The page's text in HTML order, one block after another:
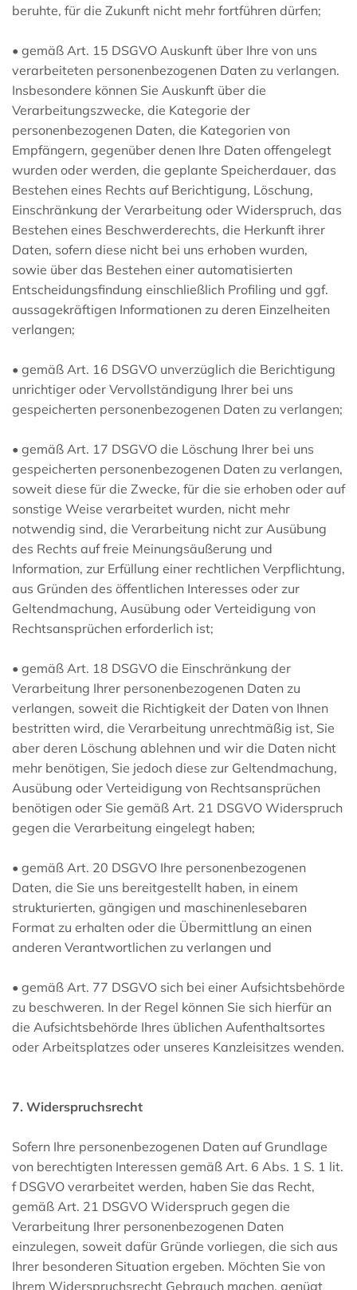
beruhte, für die Zukunft nicht mehr fortführen dürfen;
• gemäß Art. 15 DSGVO Auskunft über Ihre von uns
verarbeiteten personenbezogenen Daten zu verlangen.
Insbesondere können Sie Auskunft über die
Verarbeitungszwecke, die Kategorie der
personenbezogenen Daten, die Kategorien von
Empfängern, gegenüber denen Ihre Daten offengelegt
wurden oder werden, die geplante Speicherdauer, das
Bestehen eines Rechts auf Berichtigung, Löschung,
Einschränkung der Verarbeitung oder Widerspruch, das
Bestehen eines Beschwerderechts, die Herkunft ihrer
Daten, sofern diese nicht bei uns erhoben wurden,
sowie über das Bestehen einer automatisierten
Entscheidungsfindung einschließlich Profiling und ggf.
aussagekräftigen Informationen zu deren Einzelheiten
verlangen;
• gemäß Art. 16 DSGVO unverzüglich die Berichtigung
unrichtiger oder Vervollständigung Ihrer bei uns
gespeicherten personenbezogenen Daten zu verlangen;
• gemäß Art. 17 DSGVO die Löschung Ihrer bei uns
gespeicherten personenbezogenen Daten zu verlangen,
soweit diese für die Zwecke, für die sie erhoben oder auf
sonstige Weise verarbeitet wurden, nicht mehr
notwendig sind, die Verarbeitung nicht zur Ausübung
des Rechts auf freie Meinungsäußerung und
Information, zur Erfüllung einer rechtlichen Verpflichtung,
aus Gründen des öffentlichen Interesses oder zur
Geltendmachung, Ausübung oder Verteidigung von
Rechtsansprüchen erforderlich ist;
• gemäß Art. 18 DSGVO die Einschränkung der
Verarbeitung Ihrer personenbezogenen Daten zu
verlangen, soweit die Richtigkeit der Daten von Ihnen
bestritten wird, die Verarbeitung unrechtmäßig ist, Sie
aber deren Löschung ablehnen und wir die Daten nicht
mehr benötigen, Sie jedoch diese zur Geltendmachung,
Ausübung oder Verteidigung von Rechtsansprüchen
benötigen oder Sie gemäß Art. 21 DSGVO Widerspruch
gegen die Verarbeitung eingelegt haben;
• gemäß Art. 20 DSGVO Ihre personenbezogenen
Daten, die Sie uns bereitgestellt haben, in einem
strukturierten, gängigen und maschinenlesebaren
Format zu erhalten oder die Übermittlung an einen
anderen Verantwortlichen zu verlangen und
• gemäß Art. 77 DSGVO sich bei einer Aufsichtsbehörde
zu beschweren. In der Regel können Sie sich hierfür an
die Aufsichtsbehörde Ihres üblichen Aufenthaltsortes
oder Arbeitsplatzes oder unseres Kanzleisitzes wenden.
7. Widerspruchsrecht
Sofern Ihre personenbezogenen Daten auf Grundlage
von berechtigten Interessen gemäß Art. 6 Abs. 1 S. 1 lit.
f DSGVO verarbeitet werden, haben Sie das Recht,
gemäß Art. 21 DSGVO Widerspruch gegen die
Verarbeitung Ihrer personenbezogenen Daten
einzulegen, soweit dafür Gründe vorliegen, die sich aus
Ihrer besonderen Situation ergeben. Möchten Sie von
Ihrem Widerspruchsrecht Gebrauch machen, genügt